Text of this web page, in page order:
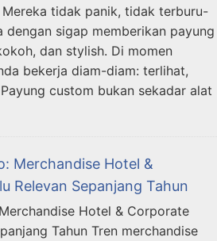
tidak panik, tidak terburu-
sigap memberikan payung
dan stylish. Di momen
bekerja diam-diam: terlihat,
custom bukan sekadar alat
Merchandise Hotel &
Relevan Sepanjang Tahun
Hotel & Corporate
Tahun Tren merchandise